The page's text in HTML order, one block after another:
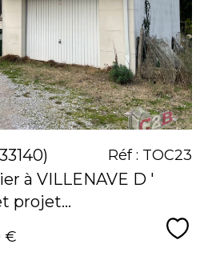
à VILLENAVE D '
projet...
Réf : TOC23
€